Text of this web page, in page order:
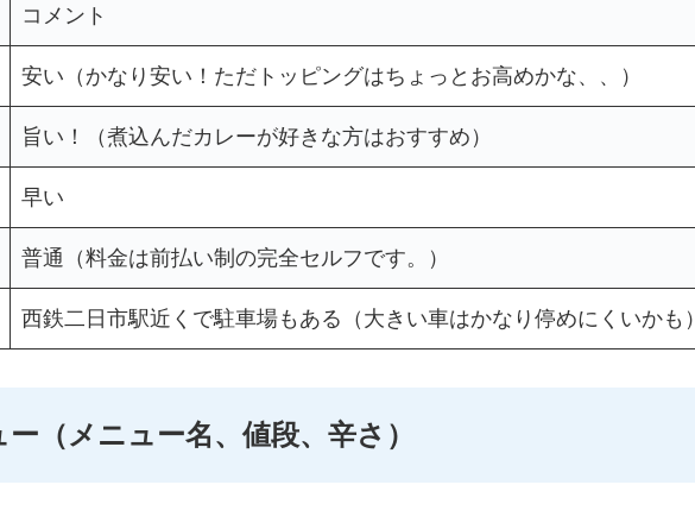
コメント
安い（かなり安い！ただトッピングはちょっとお高めかな、、）
旨い！（煮込んだカレーが好きな方はおすすめ）
早い
普通（料金は前払い制の完全セルフです。）
西鉄二日市駅近くで駐車場もある（大きい車はかなり停めにくいかも）
（メニュー名、値段、辛さ）